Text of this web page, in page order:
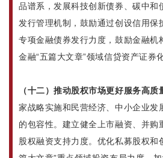
品谱系，发展科技创新债券、碳中
发行管理机制，鼓励通过创设信用保
专项金融债券发行力度，鼓励金融
金融“五篇大文章”领域信贷资产证券
（十二）推动股权市场更好服务高质
家战略实施和民营经济、中小企业
的包容性。建立健全上市融资、并购
股权融资支持力度。优化私募股权和